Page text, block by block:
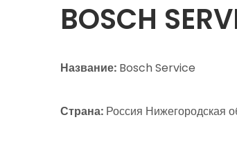
BOSCH
Название: Bosch Service
Страна: Россия Нижегородская